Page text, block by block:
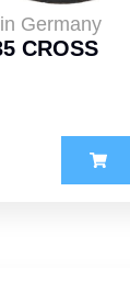
Germany
CROSS